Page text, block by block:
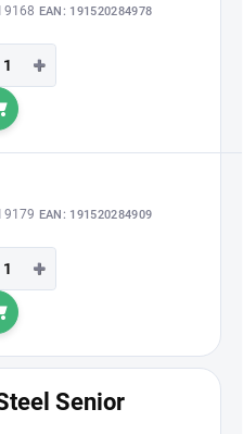
EAN: 191520284978
+
košíku
EAN: 191520284909
+
košíku
Senior